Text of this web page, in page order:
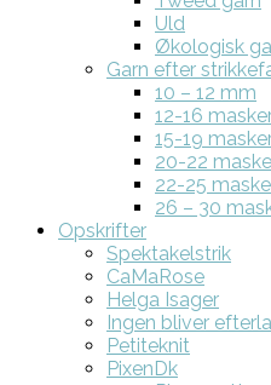
Uld
Økologisk
Garn efter
10 – 12 mm
12-16
15-19
20-22
22-25
26 – 30
Opskrifter
Spektakelstrik
CaMaRose
Helga Isager
Ingen bliver
Petiteknit
PixenDk